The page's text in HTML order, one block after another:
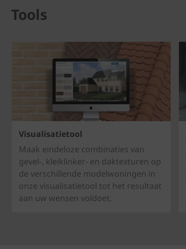
Tools
Visualisatietool
Maak eindeloze combinaties van
gevel-, kleiklinker- en daktexturen op
de verschillende modelwoningen in
onze visualisatietool tot het resultaat
aan uw wensen voldoet.